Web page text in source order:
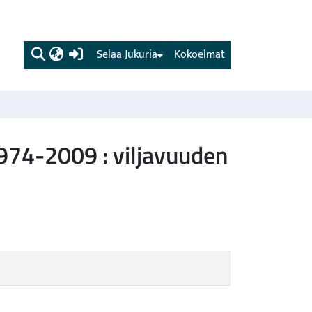
(current) Kokoelmat
Selaa Jukuria
2009 : viljavuuden